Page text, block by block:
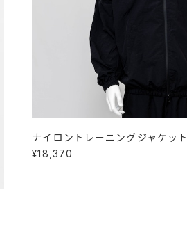
ナイロントレーニングジャケット
¥18,370